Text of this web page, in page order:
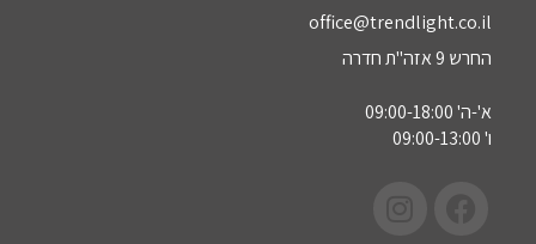
office@trendlight.co.il
החרש 9 אזה"ת חדרה
א'-ה' 09:00-18:00
ו' 09:00-13:00